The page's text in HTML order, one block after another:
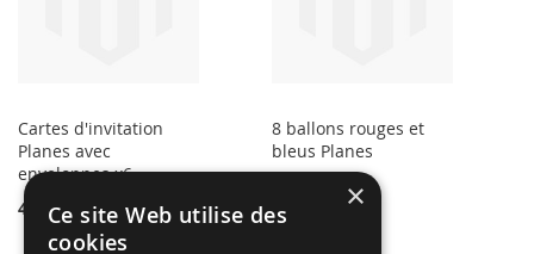
Cartes d'invitation
Planes avec
enveloppes x6
4,89 €
8 ballons rouges et
bleus Planes
×
Ce site Web utilise des
cookies